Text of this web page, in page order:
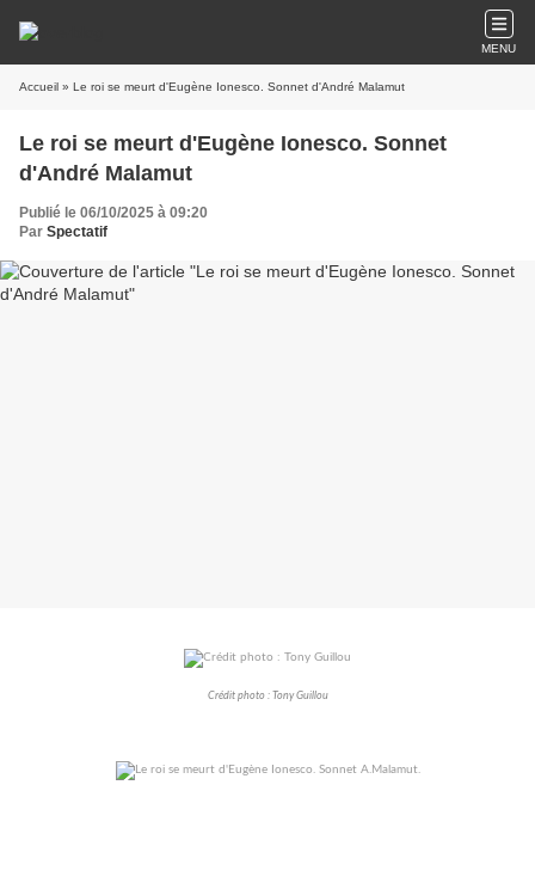
MENU
Accueil » Le roi se meurt d'Eugène Ionesco. Sonnet d'André Malamut
Le roi se meurt d'Eugène Ionesco. Sonnet
d'André Malamut
Publié le 06/10/2025 à 09:20
Par Spectatif
Crédit photo : Tony Guillou